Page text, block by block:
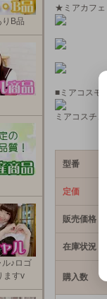
★ミアカフェ
■ミアコスモ
ミアコスチ
型番
定価
販売価格
在庫状況
購入数
B品
ル♪ロゴ
ますv